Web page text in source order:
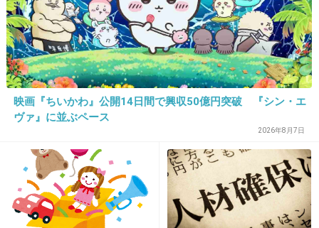
+7 -4
31. 匿名2012/11/24(土) 00:15:03
目が一重だとキリッとしてクールに見えてかっこいいか
目つきが悪くて怖く見えるかのどっちかだよね
+8 -0
32. 匿名2012/11/24(土) 00:16:54
映画『ちいかわ』公開14日間で興収50億円突破 『シン・エ
ヴァ』に並ぶペース
2026年8月7日